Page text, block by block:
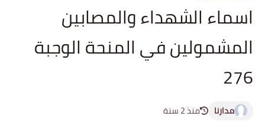
اسماء الشهداء والمصابين
المشمولين في المنحة الوجبة
276
مدارنا منذ 2 سنة